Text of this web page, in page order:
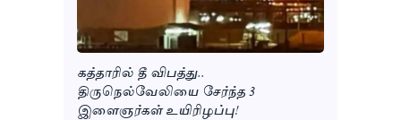
கத்தாரில் தீ விபத்து..
திருநெல்வேலியை சேர்ந்த 3
இளைஞர்கள் உயிரிழப்பு!